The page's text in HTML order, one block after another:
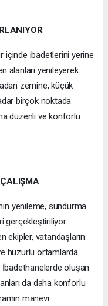
içinde ibadetlerini yerine
alanları yenileyerek
zemine, küçük
birçok noktada
düzenli ve konforlu
ÇALIŞMA
yenileme, sundurma
gerçekleştiriliyor.
ekipler, vatandaşların
huzurlu ortamlarda
İbadethanelerde oluşan
da daha konforlu
manevi